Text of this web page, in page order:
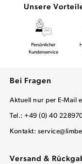
Versand &
Unsere
Persönlicher
Kundenservice
Bei Fragen
Aktuell nur per E-Mail
Tel.: +49 (0) 40
Kontakt: